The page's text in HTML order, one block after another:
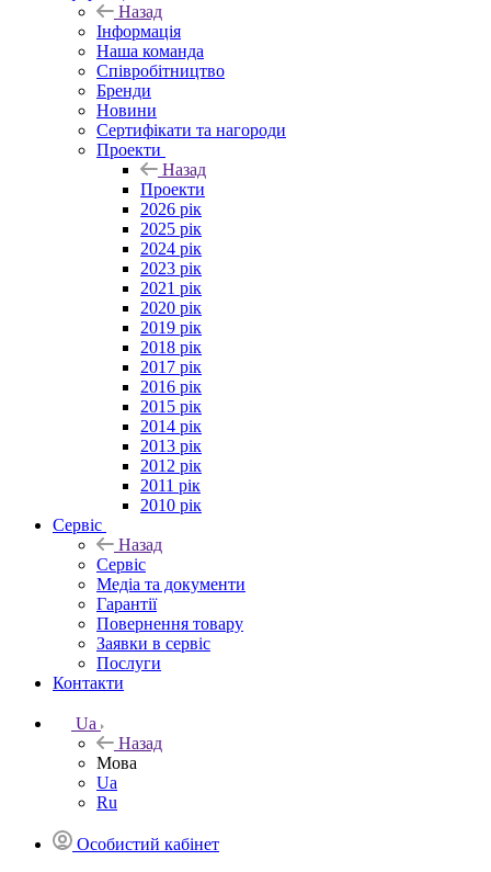
Назад
Інформація
Наша команда
Співробітництво
Бренди
Новини
Сертифікати та нагороди
Проекти
Назад
Проекти
2026 рік
2025 рік
2024 рік
2023 рік
2021 рік
2020 рік
2019 рік
2018 рік
2017 рік
2016 рік
2015 рік
2014 рік
2013 рік
2012 рік
2011 рік
2010 рік
Сервіс
Назад
Сервіс
Медіа та документи
Гарантії
Повернення товару
Заявки в сервіс
Послуги
Контакти
Ua
Назад
Мова
Ua
Ru
Особистий кабінет